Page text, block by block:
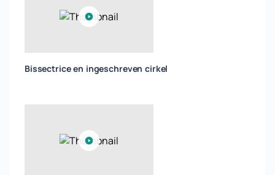
Bissectrice en ingeschreven cirkel